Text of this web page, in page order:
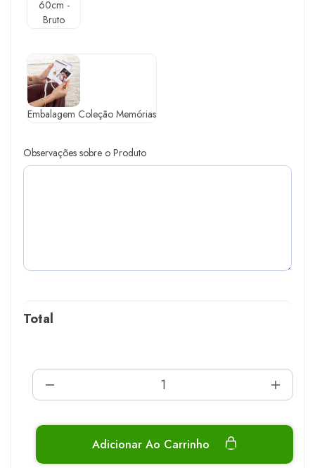
60cm -
Bruto
Embalagem Coleção Memórias
Observações sobre o Produto
Total
Adicionar Ao Carrinho